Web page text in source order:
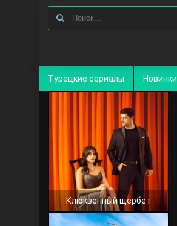
Турецкие сериалы Новинки
Клюквенный щербет